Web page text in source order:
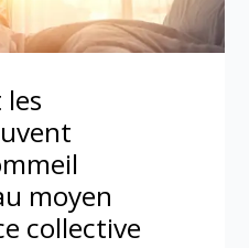
moyen
collective